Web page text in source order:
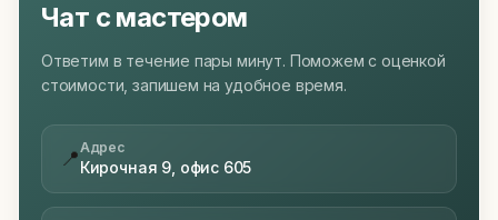
Чат с мастером
Ответим в течение пары минут. Поможем с оценкой
стоимости, запишем на удобное время.
📍Адрес
Кирочная 9, офис 605